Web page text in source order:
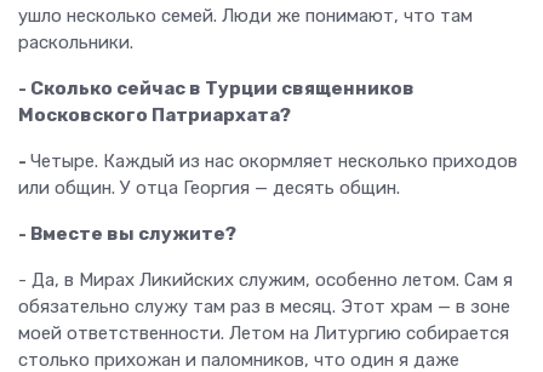
ушло несколько семей. Люди же понимают, что там
раскольники.
- Сколько сейчас в Турции священников
Московского Патриархата?
- Четыре. Каждый из нас окормляет несколько приходов
или общин. У отца Георгия — десять общин.
- Вместе вы служите?
- Да, в Мирах Ликийских служим, особенно летом. Сам я
обязательно служу там раз в месяц. Этот храм — в зоне
моей ответственности. Летом на Литургию собирается
столько прихожан и паломников, что один я даже